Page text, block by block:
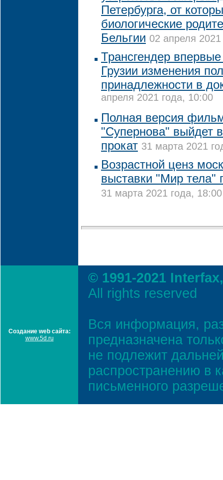
Петербурга, от
биологические
Бельгии 02 апреля
Трансгендер
Грузии изменения
принадлежности в
апреля 2021 года, 10:00
Полная версия
"Супернова" выйдет
прокат 31 марта 2021
Возрастной ценз
выставки "Мир тела"
31 марта 2021 года, 18:00
Создание web сайта:
www.5d.ru
© 1991-2021
All rights reserved
Вся информация,
предназначена
не подлежит
распространению в
письменного